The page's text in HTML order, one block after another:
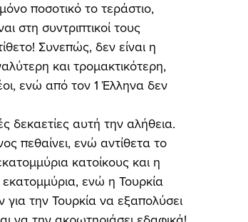
ποσοτικό το τεράστιο,
στη συντριπτικοί τους
Συνεπώς, δεν είναι η
και τρομακτικότερη,
ενώ από τον 1 Έλληνα δεν
δεκαετίες αυτή την αλήθεια.
πεθαίνει, ενώ αντίθετα το
κατοίκους και η
ενώ η Τουρκία
την Τουρκία να εξαπολύσει